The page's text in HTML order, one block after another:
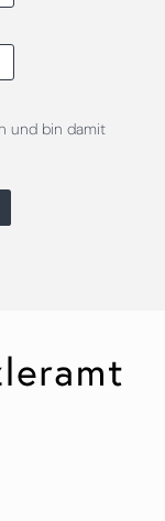
und bin damit